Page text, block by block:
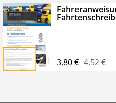
3,80 € 4,52 €